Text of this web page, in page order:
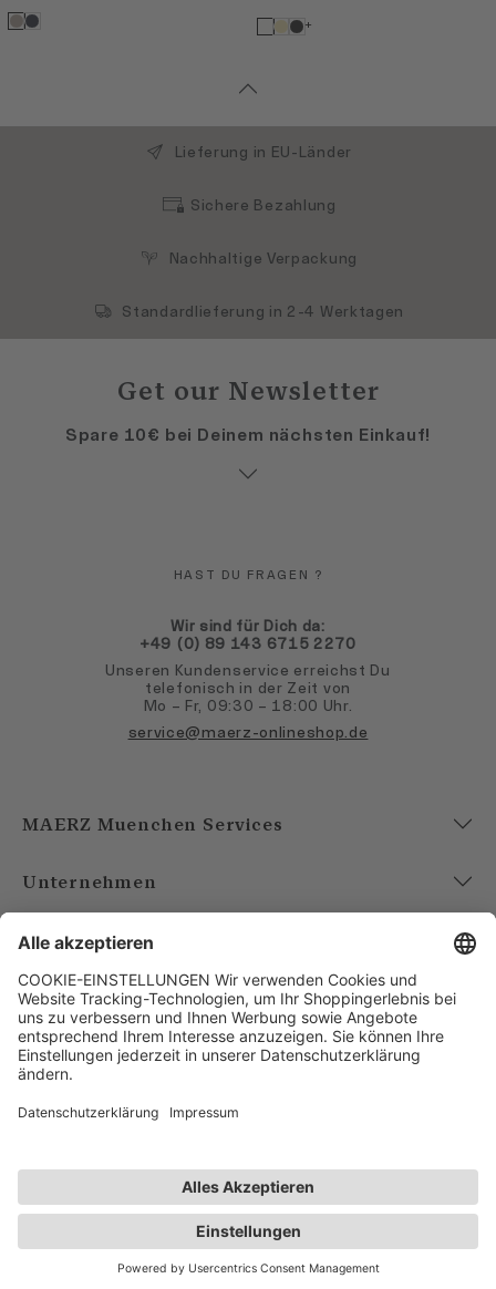
+
Lieferung in EU-Länder
Sichere Bezahlung
Nachhaltige Verpackung
Standardlieferung in 2-4 Werktagen
Get our Newsletter
Spare 10€ bei Deinem nächsten Einkauf!
HAST DU FRAGEN ?
Wir sind für Dich da:
+49 (0) 89 143 6715 2270
Unseren Kundenservice erreichst Du
telefonisch in der Zeit von
Mo – Fr, 09:30 – 18:00 Uhr.
service@maerz-onlineshop.de
MAERZ Muenchen Services
Unternehmen
Account
Bezahlarten
Versandarten
FOLGE UNS